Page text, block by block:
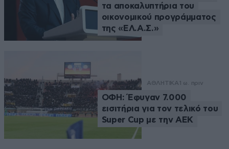
τα αποκαλυπτήρια του
οικονομικού προγράμματος
της «ΕΛ.Α.Σ.»
ΑΘΛΗΤΙΚΑ 1 ω. πριν
ΟΦΗ: Έφυγαν 7.000
εισιτήρια για τον τελικό του
Super Cup με την ΑΕΚ